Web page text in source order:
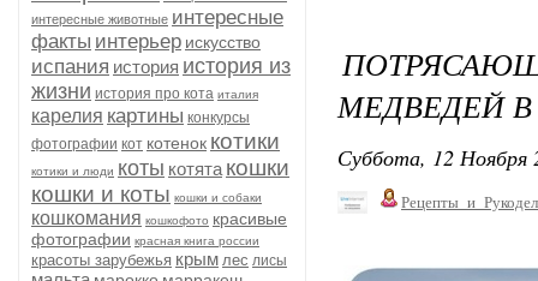
интересные животные интересные
факты интерьер искусство
испания история история из
жизни история про кота италия
карелия картины конкурсы
фотографии кот котенок котики
котики и люди коты котята кошки
кошки и коты кошки и собаки
кошкомания кошкофото красивые
фотографии красная книга россии
красоты зарубежья крым лес лисы
МЕДВЕДЕЙ
Суббота, 12 Ноября